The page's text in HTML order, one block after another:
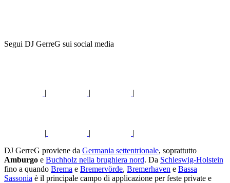
Segui DJ GerreG sui social media
| | |
| |
|
DJ GerreG proviene da Germania settentrionale, soprattutto
Amburgo e Buchholz nella brughiera nord. Da Schleswig-Holstein
fino a quando Brema e Bremervörde, Bremerhaven e Bassa
Sassonia è il principale campo di applicazione per feste private e